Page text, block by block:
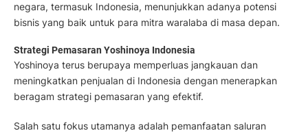
negara, termasuk Indonesia, menunjukkan adanya potensi
bisnis yang baik untuk para mitra waralaba di masa depan.
Strategi Pemasaran Yoshinoya Indonesia
Yoshinoya terus berupaya memperluas jangkauan dan
meningkatkan penjualan di Indonesia dengan menerapkan
beragam strategi pemasaran yang efektif.
Salah satu fokus utamanya adalah pemanfaatan saluran